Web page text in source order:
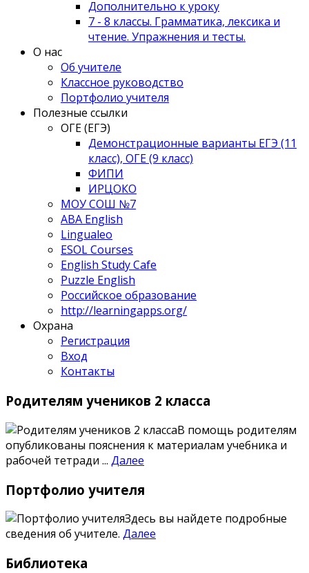
Дополнительно к уроку
7 - 8 классы. Грамматика, лексика и
чтение. Упражнения и тесты.
О нас
Об учителе
Классное руководство
Портфолио учителя
Полезные ссылки
ОГЕ (ЕГЭ)
Демонстрационные варианты ЕГЭ (11
класс), ОГЕ (9 класс)
ФИПИ
ИРЦОКО
МОУ СОШ №7
ABA English
Lingualeo
ESOL Courses
English Study Cafe
Puzzle English
Российское образование
http://learningapps.org/
Охрана
Регистрация
Вход
Контакты
Родителям учеников 2 класса
В помощь родителям
опубликованы пояснения к материалам учебника и
рабочей тетради ... Далее
Портфолио учителя
Здесь вы найдете подробные
сведения об учителе. Далее
Библиотека